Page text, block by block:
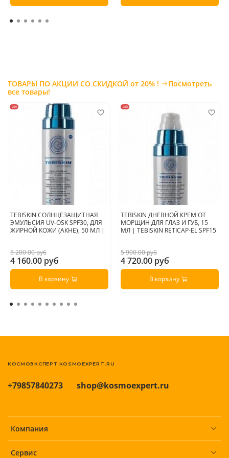
ТОВАРЫ ПО АКЦИИ СО СКИДКОЙ от 20% !
Посмотреть
все товары!
-20%
TEBISKIN СОЛНЦЕЗАЩИТНАЯ
ЭМУЛЬСИЯ UV-OSK SPF30, ДЛЯ
ЖИРНОЙ КОЖИ (АКНЕ), 50 МЛ |
5 200.00 руб
4 160.00 руб
В корзину
-20%
TEBISKIN ДНЕВНОЙ КРЕМ ОТ
МОРЩИН ДЛЯ ГЛАЗ И ГУБ, 15
МЛ | TEBISKIN RETICAP-EL SPF15
5 900.00 руб
4 720.00 руб
В корзину
Компания
Сервис
+79857840273 shop@kosmoexpert.ru
КОСМОЭКСПЕРТ KOSMOEXPERT.RU